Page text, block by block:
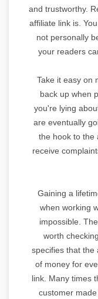
and trustworthy.
affiliate link is.
not personally
your readers
Take it easy on
back up when
you're lying
are eventually
the hook to the
receive
Gaining a
when working
impossible.
worth
specifies that the
of money for
link. Many times
customer